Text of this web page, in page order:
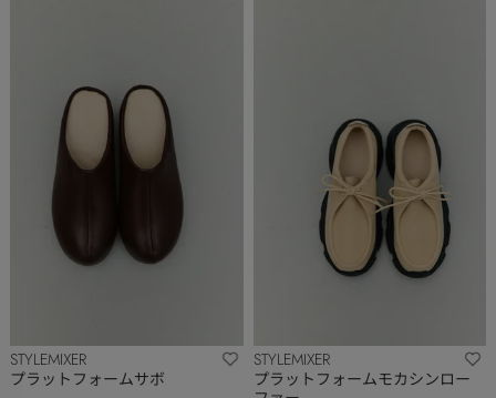
STYLEMIXER
プラットフォームサボ
STYLEMIXER
プラットフォームモカシンロー